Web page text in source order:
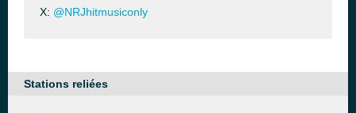
X: @NRJhitmusiconly
Stations reliées